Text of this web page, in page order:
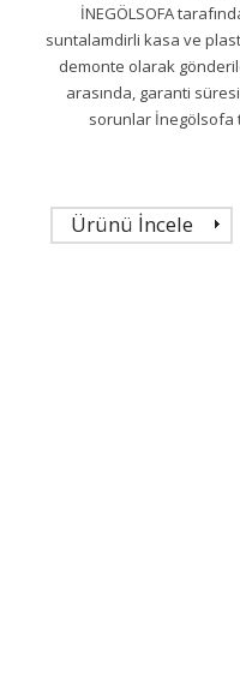
İNEGÖLSOFA
suntalamdirli kasa ve
demonte olarak
arasında, garanti
sorunlar İnegölsofa
Ürünü İncele